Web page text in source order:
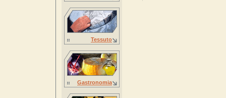
Tessuto
Gastronomia